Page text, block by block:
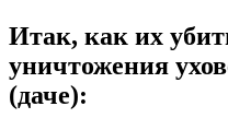
Итак, как их
уничтожения
(даче):